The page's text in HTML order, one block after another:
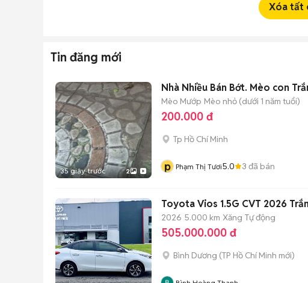
Xóa tất
Tin đăng mới
35 giây trước 2
Nhà Nhiều Bán Bớt.
Mèo Mướp Mèo nhỏ (dưới 1 năm tuổi)
200.000 đ
Tp Hồ Chí Minh
p Phạm Thị Tươi5.0 3 đã bán
Toyota Vios 1.5G CVT 2026
2026 5.000 km Xăng Tự động
505.000.000 đ
Bình Dương (TP Hồ Chí Minh mới)